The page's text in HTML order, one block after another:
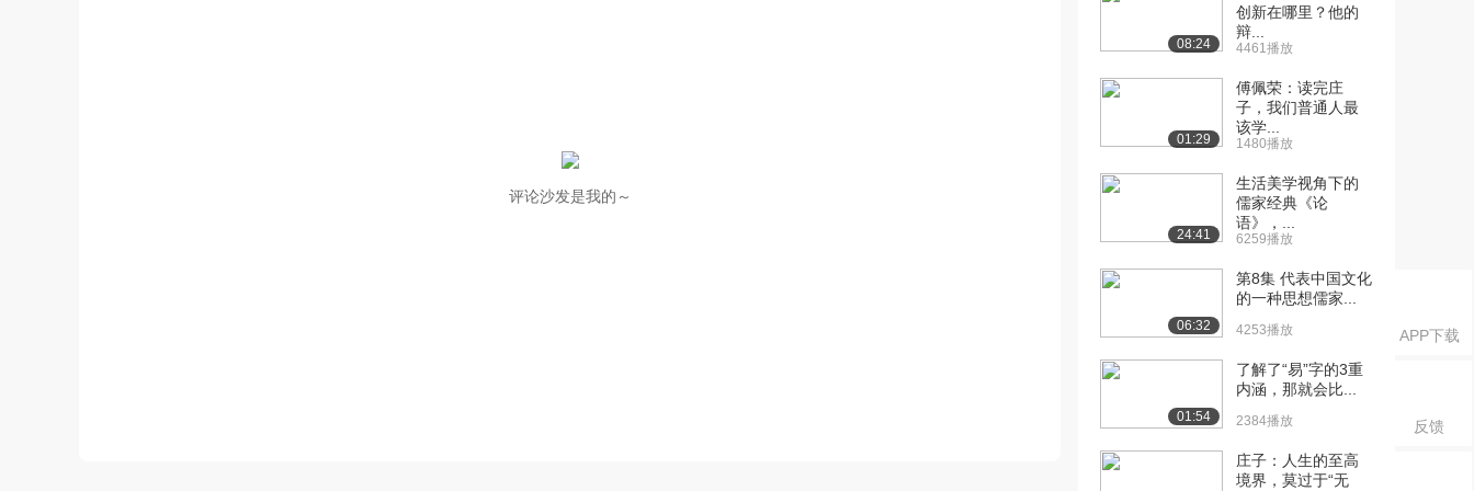
APP下载
反馈
评论沙发是我的～
08:24
创新在哪里？他的
辩...
4461播放
01:29
傅佩荣：读完庄
子，我们普通人最
该学...
1480播放
24:41
生活美学视角下的
儒家经典《论
语》，...
6259播放
06:32
第8集 代表中国文化
的一种思想儒家...
4253播放
01:54
了解了“易”字的3重
内涵，那就会比...
2384播放
庄子：人生的至高
境界，莫过于“无